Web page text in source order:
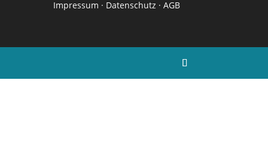
Impressum · Datenschutz ·AGB